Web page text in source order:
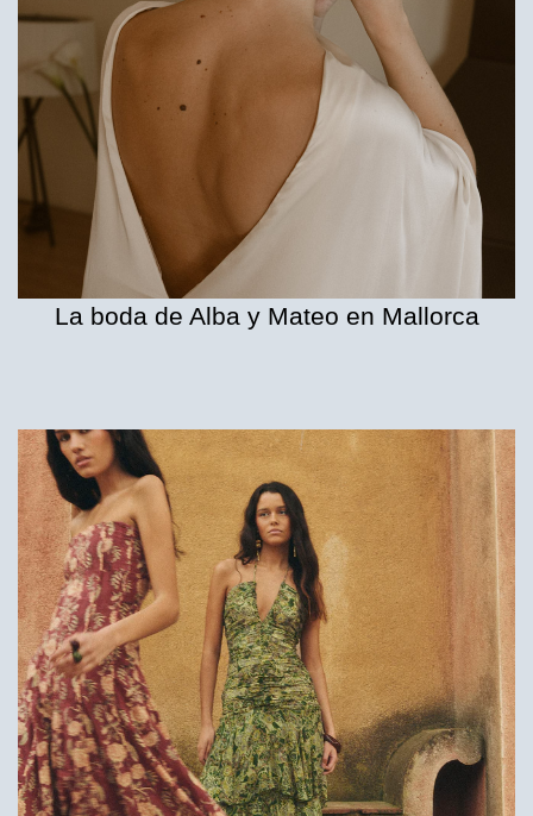
La boda de Alba y Mateo en Mallorca